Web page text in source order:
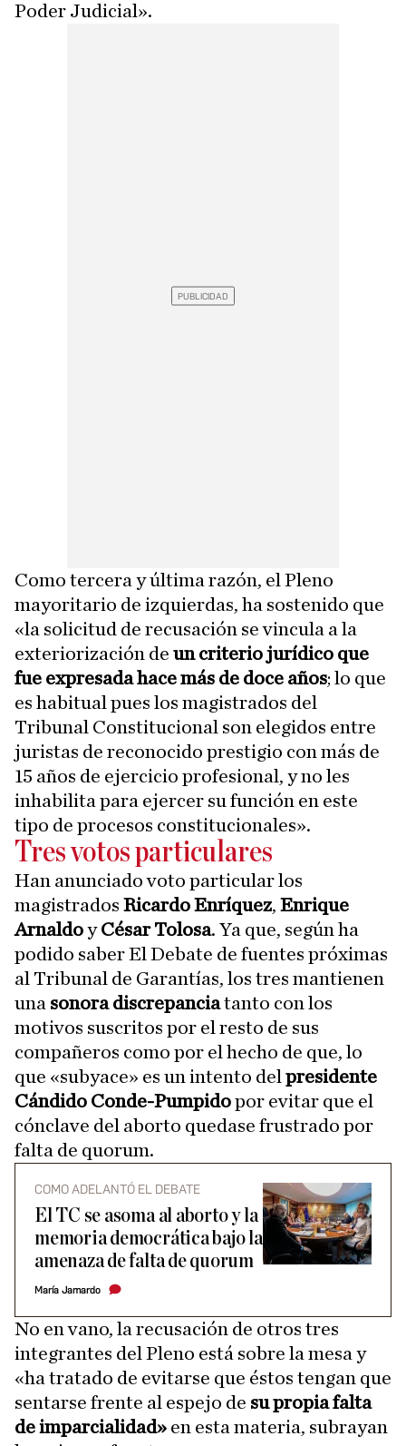
Poder Judicial».
Como tercera y última razón, el Pleno
mayoritario de izquierdas, ha sostenido que
«la solicitud de recusación se vincula a la
exteriorización de un criterio jurídico que
fue expresada hace más de doce años; lo que
es habitual pues los magistrados del
Tribunal Constitucional son elegidos entre
juristas de reconocido prestigio con más de
15 años de ejercicio profesional, y no les
inhabilita para ejercer su función en este
tipo de procesos constitucionales».
Tres votos particulares
Han anunciado voto particular los
magistrados Ricardo Enríquez, Enrique
ArnaldoyCésar Tolosa. Ya que, según ha
podido saber El Debate de fuentes próximas
al Tribunal de Garantías, los tres mantienen
una sonora discrepanciatanto con los
motivos suscritos por el resto de sus
compañeros como por el hecho de que, lo
que «subyace» es un intento del presidente
Cándido Conde-Pumpidopor evitar que el
cónclave del aborto quedase frustrado por
falta de quorum.
COMO ADELANTÓ EL DEBATE
El TC se asoma al aborto y la
memoria democrática bajo la
amenaza de falta de quorum
María Jamardo
No en vano, la recusación de otros tres
integrantes del Pleno está sobre la mesa y
«ha tratado de evitarse que éstos tengan que
sentarse frente al espejo de su propia falta
de imparcialidad» en esta materia, subrayan